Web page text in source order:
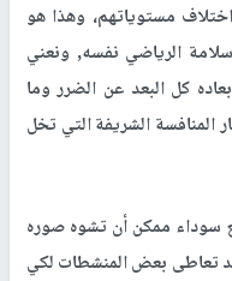
مستوياتهم، وهذا هو
الرياضي نفسه, ونعني
كل البعد عن الضرر وما
الشريفة التي تخل
سوداء ممكن أن تشوه صوره
تعاطى بعض المنشطات لكي